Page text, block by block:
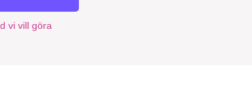
vi vill göra